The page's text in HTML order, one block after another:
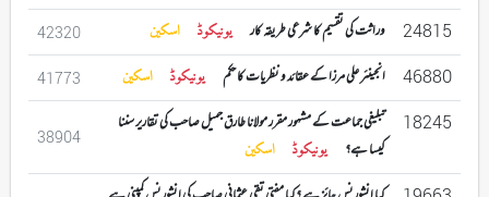
24815 وراثت کی تقسیم کا شرعی طریقہ کار یونیکوڈ اسکین 42320
46880 انجینئر علی مرزا کے عقائد و نظریات کا حکم یونیکوڈ اسکین 41773
18245
تبلیغی جماعت کے مشہور مقرر مولانا طارق جمیل صاحب کی تقاریر سننا
کیسا ہے؟
یونیکوڈ اسکین
38904